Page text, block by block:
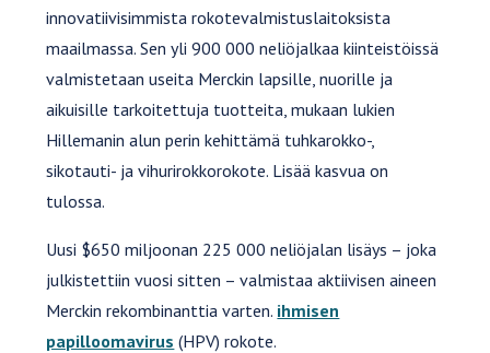
innovatiivisimmista rokotevalmistuslaitoksista
maailmassa. Sen yli 900 000 neliöjalkaa kiinteistöissä
valmistetaan useita Merckin lapsille, nuorille ja
aikuisille tarkoitettuja tuotteita, mukaan lukien
Hillemanin alun perin kehittämä tuhkarokko-,
sikotauti- ja vihurirokkorokote. Lisää kasvua on
tulossa.
Uusi $650 miljoonan 225 000 neliöjalan lisäys – joka
julkistettiin vuosi sitten – valmistaa aktiivisen aineen
Merckin rekombinanttia varten. ihmisen
papilloomavirus (HPV) rokote.